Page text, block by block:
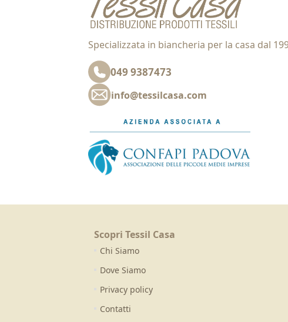
Specializzata in biancheria per la casa dal
049 9387473
info@tessilcasa.com
Scopri Tessil Casa
Chi Siamo
Dove Siamo
Privacy policy
Contatti